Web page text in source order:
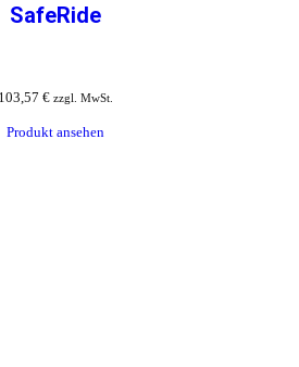
SafeRide
103,57 € zzgl. MwSt.
Produkt ansehen